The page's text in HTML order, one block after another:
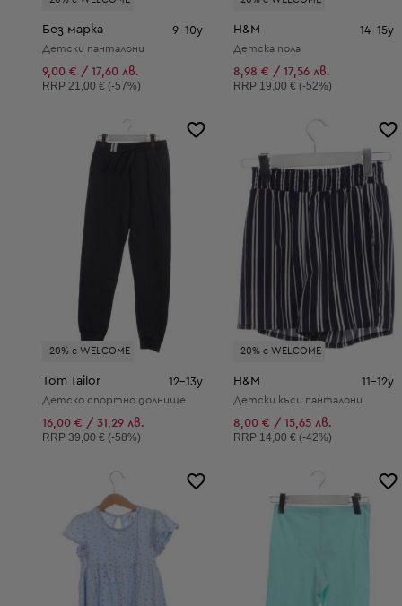
Без марка 9-10y
Детски панталони
9,00 € / 17,60 лв.
Препоръчителна цена:
RRP 21,00 € (-57%)
H&M 14-15y
Детска пола
8,98 € / 17,56 лв.
Препоръчителна цена:
RRP 19,00 € (-52%)
-20% с WELCOME
Tom Tailor 12-13y
Детско спортно долнище
16,00 € / 31,29 лв.
Препоръчителна цена:
RRP 39,00 € (-58%)
-20% с WELCOME
H&M 11-12y
Детски къси панталони
8,00 € / 15,65 лв.
Препоръчителна цена:
RRP 14,00 € (-42%)